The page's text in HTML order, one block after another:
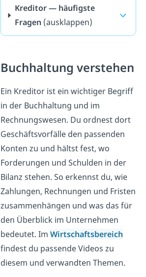
Kreditor — häufigste
Fragen (ausklappen)
Buchhaltung verstehen
Ein Kreditor ist ein wichtiger Begriff
in der Buchhaltung und im
Rechnungswesen. Du ordnest dort
Geschäftsvorfälle den passenden
Konten zu und hältst fest, wo
Forderungen und Schulden in der
Bilanz stehen. So erkennst du, wie
Zahlungen, Rechnungen und Fristen
zusammenhängen und was das für
den Überblick im Unternehmen
bedeutet. ImWirtschaftsbereich
findest du passende Videos zu
diesem und verwandten Themen.